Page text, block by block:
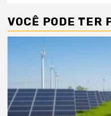
VOCÊ PODE TER